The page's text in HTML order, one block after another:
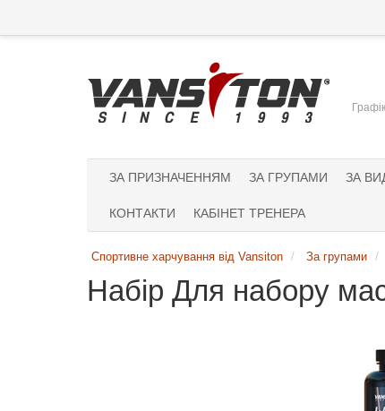
ЗА ПРИЗНАЧЕННЯМ ЗА ГРУПАМИ ЗА
КОНТАКТИ КАБІНЕТ ТРЕНЕРА
Спортивне харчування від Vansiton За групами
Набір Для набору